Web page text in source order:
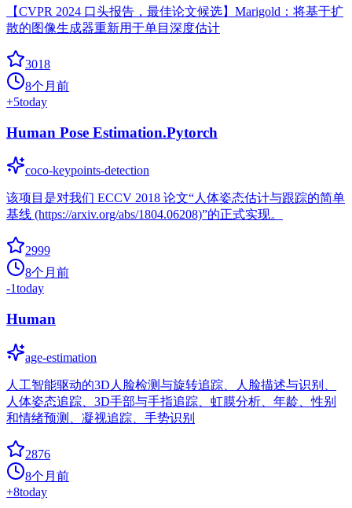
【CVPR 2024 口头报告，最佳论文候选】Marigold：将基于扩
散的图像生成器重新用于单目深度估计
3018
8个月前
+5today
Human Pose Estimation.Pytorch
coco-keypoints-detection
该项目是对我们 ECCV 2018 论文“人体姿态估计与跟踪的简单
基线 (https://arxiv.org/abs/1804.06208)”的正式实现。
2999
8个月前
-1today
Human
age-estimation
人工智能驱动的3D人脸检测与旋转追踪、人脸描述与识别、
人体姿态追踪、3D手部与手指追踪、虹膜分析、年龄、性别
和情绪预测、凝视追踪、手势识别
2876
8个月前
+8today